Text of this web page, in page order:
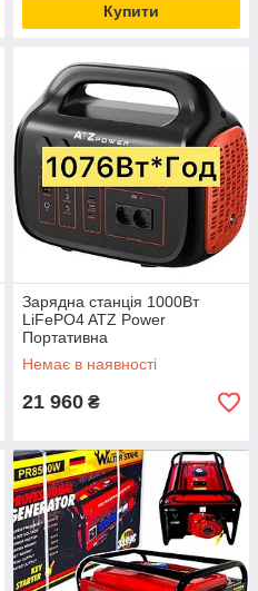
Купити
Зарядна станція 1000Вт
LiFePO4 ATZ Power
Портативна
Немає в наявності
21 960 ₴